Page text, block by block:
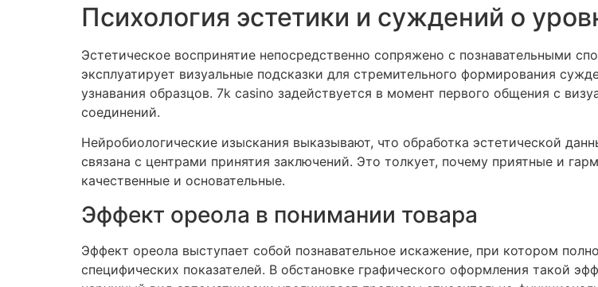
Психология эстетики и суждений о
Эстетическое воспринятие непосредственно сопряжено с познавательными
эксплуатирует визуальные подсказки для стремительного формирования
узнавания образцов. 7k casino задействуется в момент первого общения с
соединений.
Нейробиологические изыскания выказывают, что обработка эстетической
связана с центрами принятия заключений. Это толкует, почему приятные и
качественные и основательные.
Эффект ореола в понимании товара
Эффект ореола выступает собой познавательное искажение, при котором
специфических показателей. В обстановке графического оформления такой